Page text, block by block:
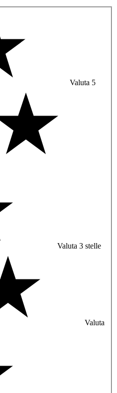
Valuta 5
Valuta 3 stelle
Valuta